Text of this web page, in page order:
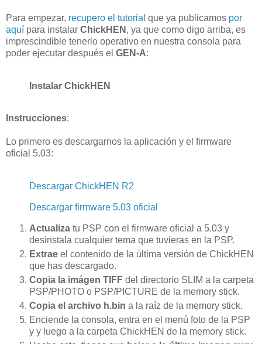
Para empezar, recupero el tutorial que ya publicamos por
aquí para instalar ChickHEN , ya que como digo arriba, es
imprescindible tenerlo operativo en nuestra consola para
poder ejecutar después el GEN-A:
Instalar ChickHEN
Instrucciones:
Lo primero es descargarnos la aplicación y el firmware
oficial 5.03:
Descargar ChickHEN R2
Descargar firmware 5.03 oficial
Actualiza tu PSP con el firmware oficial a 5.03 y
desinstala cualquier tema que tuvieras en la PSP.
Extrae el contenido de la última versión de ChickHEN
que has descargado.
Copia la imágen TIFF del directorio SLIM a la carpeta
PSP/PHOTO o PSP/PICTURE de la memory stick.
Copia el archivo h.bin a la raíz de la memory stick.
Enciende la consola, entra en el menú foto de la PSP
y y luego a la carpeta ChickHEN de la memory stick.